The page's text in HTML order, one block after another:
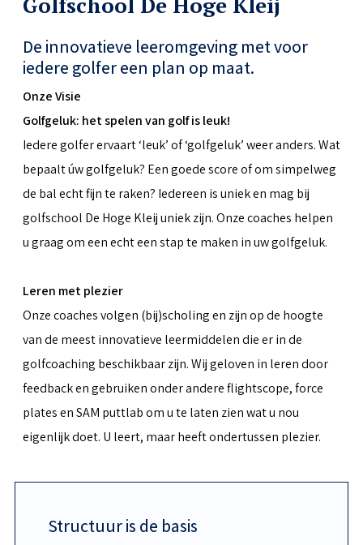
De innovatieve leeromgeving met voor
iedere golfer een plan op maat.
Onze Visie
Golfgeluk: het spelen van golf is leuk!
Iedere golfer ervaart ‘leuk’ of ‘golfgeluk’ weer anders. Wat
bepaalt úw golfgeluk? Een goede score of om simpelweg
de bal echt fijn te raken? Iedereen is uniek en mag bij
golfschool De Hoge Kleij uniek zijn. Onze coaches helpen
u graag om een echt een stap te maken in uw golfgeluk.
Leren met plezier
Onze coaches volgen (bij)scholing en zijn op de hoogte
van de meest innovatieve leermiddelen die er in de
golfcoaching beschikbaar zijn. Wij geloven in leren door
feedback en gebruiken onder andere flightscope, force
plates en SAM puttlab om u te laten zien wat u nou
eigenlijk doet. U leert, maar heeft ondertussen plezier.
Structuur is de basis